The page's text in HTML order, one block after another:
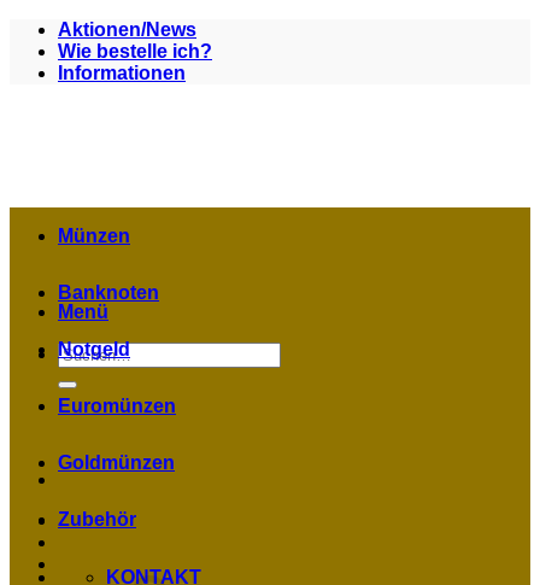
Zum
Inhalt
springen
Aktionen/News
Wie bestelle ich?
Informationen
Menü
Suchen
nach:
Münzen
Banknoten
Notgeld
Euromünzen
Goldmünzen
Zubehör
KONTAKT